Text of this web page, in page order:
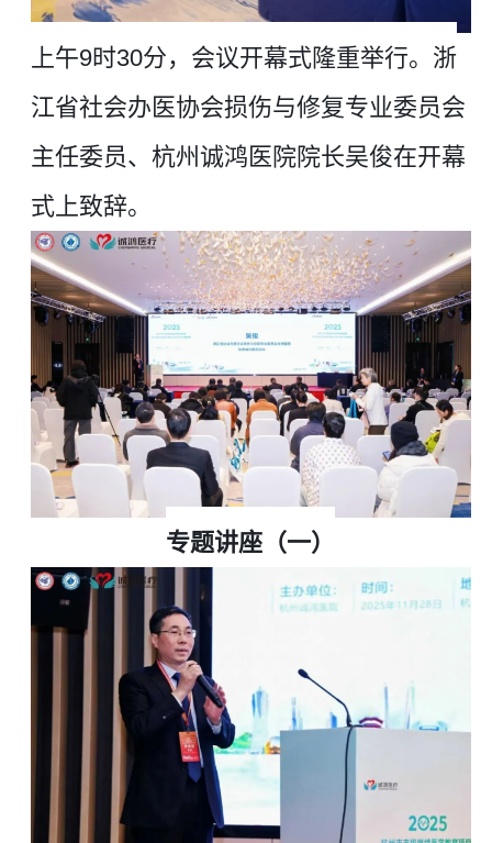
上午9时30分，会议开幕式隆重举行。浙
江省社会办医协会损伤与修复专业委员会
主任委员、杭州诚鸿医院院长吴俊在开幕
式上致辞。
专题讲座（一）